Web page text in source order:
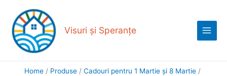
content
Visuri și Speranțe
Menu
Home Produse
Cadouri pentru 1 Martie și 8 Martie